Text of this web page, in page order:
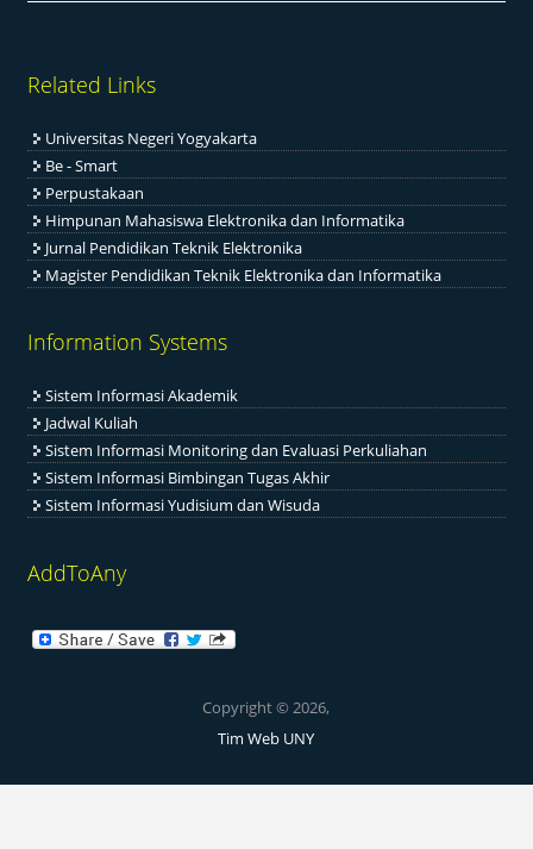
Related Links
Universitas Negeri Yogyakarta
Be - Smart
Perpustakaan
Himpunan Mahasiswa Elektronika dan Informatika
Jurnal Pendidikan Teknik Elektronika
Magister Pendidikan Teknik Elektronika dan Informatika
Information Systems
Sistem Informasi Akademik
Jadwal Kuliah
Sistem Informasi Monitoring dan Evaluasi Perkuliahan
Sistem Informasi Bimbingan Tugas Akhir
Sistem Informasi Yudisium dan Wisuda
AddToAny
Copyright © 2026,
Tim Web UNY